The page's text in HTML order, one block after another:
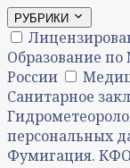
РУБРИКИ
Образование
России
Санитарное
персональных
Фумигация. КФО